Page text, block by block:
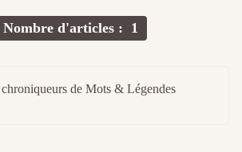
Nombre d'articles : 1
de Mots & Légendes